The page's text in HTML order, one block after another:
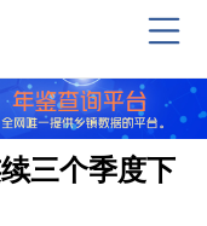
三个季度下